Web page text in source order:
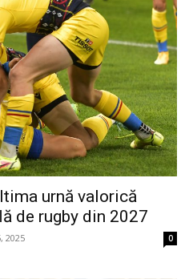
urnă valorică
de rugby din 2027
2025 0